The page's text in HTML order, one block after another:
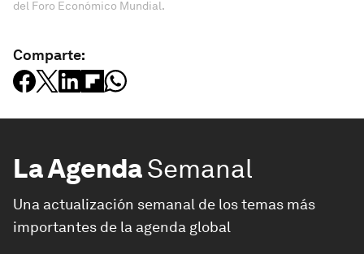
del Foro Económico Mundial.
Comparte:
La AgendaSemanal
Una actualización semanal de los temas más
importantes de la agenda global